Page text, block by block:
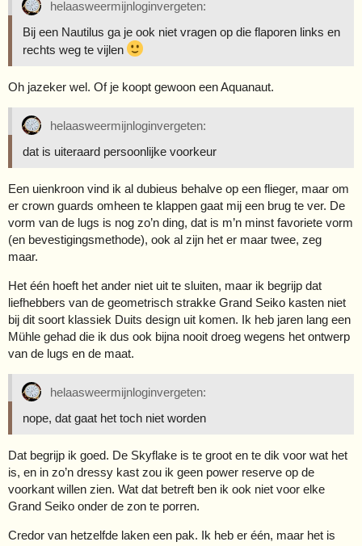
helaasweermijnloginvergeten:
Bij een Nautilus ga je ook niet vragen op die flaporen links en
rechts weg te vijlen
Oh jazeker wel. Of je koopt gewoon een Aquanaut.
helaasweermijnloginvergeten:
dat is uiteraard persoonlijke voorkeur
Een uienkroon vind ik al dubieus behalve op een flieger, maar om
er crown guards omheen te klappen gaat mij een brug te ver. De
vorm van de lugs is nog zo’n ding, dat is m’n minst favoriete vorm
(en bevestigingsmethode), ook al zijn het er maar twee, zeg
maar.
Het één hoeft het ander niet uit te sluiten, maar ik begrijp dat
liefhebbers van de geometrisch strakke Grand Seiko kasten niet
bij dit soort klassiek Duits design uit komen. Ik heb jaren lang een
Mühle gehad die ik dus ook bijna nooit droeg wegens het ontwerp
van de lugs en de maat.
helaasweermijnloginvergeten:
nope, dat gaat het toch niet worden
Dat begrijp ik goed. De Skyflake is te groot en te dik voor wat het
is, en in zo’n dressy kast zou ik geen power reserve op de
voorkant willen zien. Wat dat betreft ben ik ook niet voor elke
Grand Seiko onder de zon te porren.
Credor van hetzelfde laken een pak. Ik heb er één, maar het is